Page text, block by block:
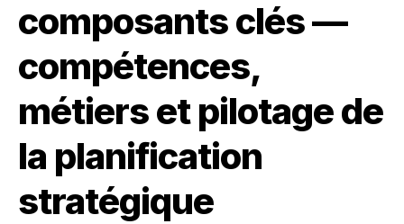
composants clés —
compétences,
métiers et pilotage de
la planification
stratégique